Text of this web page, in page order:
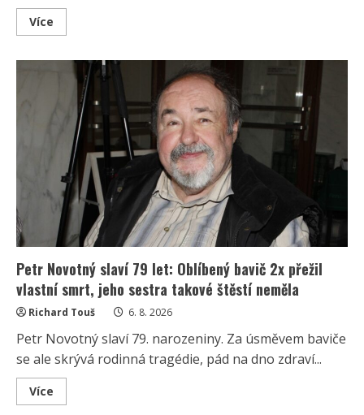
Více
more
znalostí
československých
pohádkách:
chyby
projde
málokdo,
pamětníci
by
ale
měli
dát
alespoň
8/10
Petr Novotný slaví 79 let: Oblíbený bavič 2x přežil
vlastní smrt, jeho sestra takové štěstí neměla
Richard Touš 6. 8. 2026
Petr Novotný slaví 79. narozeniny. Za úsměvem baviče
se ale skrývá rodinná tragédie, pád na dno zdraví...
Více
more